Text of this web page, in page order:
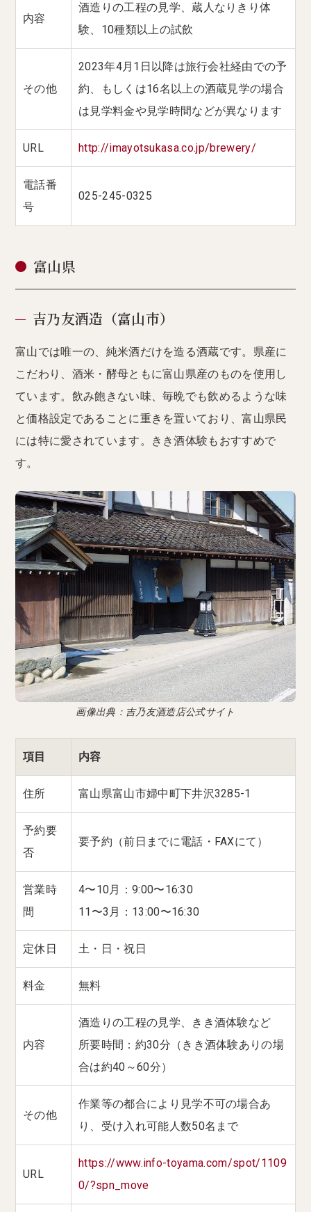
内容
酒造りの工程の見学、蔵人なりきり体
験、10種類以上の試飲
その他
2023年4月1日以降は旅行会社経由での予
約、もしくは16名以上の酒蔵見学の場合
は見学料金や見学時間などが異なります
URL http://imayotsukasa.co.jp/brewery/
電話番
号
025-245-0325
富山県
吉乃友酒造（富山市）
富山では唯一の、純米酒だけを造る酒蔵です。県産に
こだわり、酒米・酵母ともに富山県産のものを使用し
ています。飲み飽きない味、毎晩でも飲めるような味
と価格設定であることに重きを置いており、富山県民
には特に愛されています。きき酒体験もおすすめで
す。
画像出典：吉乃友酒造店公式サイト
項目 内容
住所 富山県富山市婦中町下井沢3285-1
予約要
否
要予約（前日までに電話・FAXにて）
営業時
間
4〜10月：9:00〜16:30
11〜3月：13:00〜16:30
定休日 土・日・祝日
料金 無料
内容
酒造りの工程の見学、きき酒体験など
所要時間：約30分（きき酒体験ありの場
合は約40～60分）
その他
作業等の都合により見学不可の場合あ
り、受け入れ可能人数50名まで
URL
https://www.info-toyama.com/spot/1109
0/?spn_move